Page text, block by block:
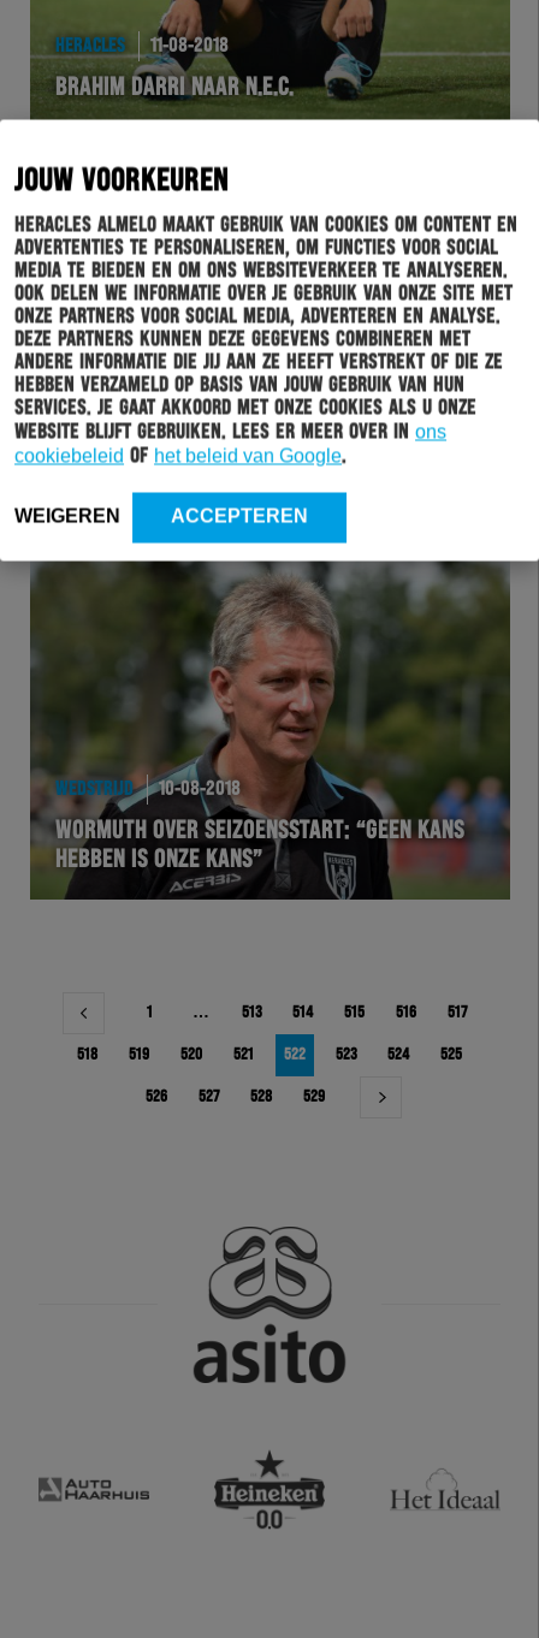
JOUW VOORKEUREN
Heracles Almelo maakt gebruik van cookies om content en
advertenties te personaliseren, om functies voor social
media te bieden en om ons websiteverkeer te analyseren.
Ook delen we informatie over je gebruik van onze site met
onze partners voor social media, adverteren en analyse.
Deze partners kunnen deze gegevens combineren met
andere informatie die jij aan ze heeft verstrekt of die ze
hebben verzameld op basis van jouw gebruik van hun
services. Je gaat akkoord met onze cookies als u onze
website blijft gebruiken. Lees er meer over in ons
cookiebeleid of het beleid van Google.
WEIGEREN ACCEPTEREN
HERACLES 11-08-2018
BRAHIM DARRI NAAR N.E.C.
WEDSTRIJD 11-08-2018
HERACLES ALMELO PAKT EEN PUNT IN DE ARENA
WEDSTRIJD 10-08-2018
WORMUTH OVER SEIZOENSSTART: “GEEN KANS
HEBBEN IS ONZE KANS”
Berichtnavigatie
1 … 513 514 515 516 517
518 519 520 521 522 523 524 525
526 527 528 529